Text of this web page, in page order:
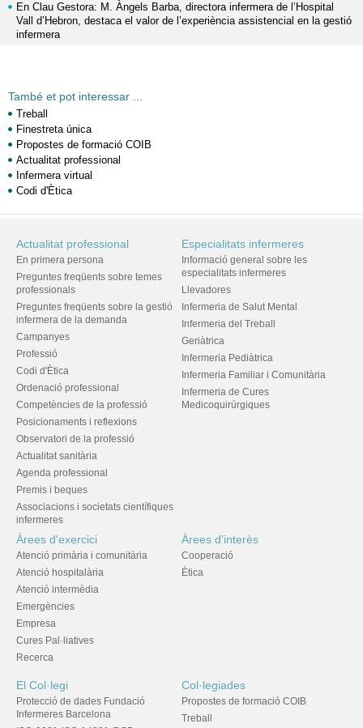
En Clau Gestora: M. Àngels Barba, directora infermera de l’Hospital
Vall d’Hebron, destaca el valor de l’experiència assistencial en la gestió
infermera
També et pot interessar ...
Treball
Finestreta única
Propostes de formació COIB
Actualitat professional
Infermera virtual
Codi d'Ètica
Actualitat professional
En primera persona
Preguntes freqüents sobre temes
professionals
Preguntes freqüents sobre la gestió
infermera de la demanda
Campanyes
Professió
Codi d'Ètica
Ordenació professional
Competències de la professió
Posicionaments i reflexions
Observatori de la professió
Actualitat sanitària
Agenda professional
Premis i beques
Associacions i societats científiques
infermeres
Especialitats infermeres
Informació general sobre les
especialitats infermeres
Llevadores
Infermeria de Salut Mental
Infermeria del Treball
Geriàtrica
Infermeria Pediàtrica
Infermeria Familiar i Comunitària
Infermeria de Cures
Medicoquirúrgiques
Àrees d'exercici
Atenció primària i comunitària
Atenció hospitalària
Atenció intermèdia
Emergències
Empresa
Cures Pal·liatives
Recerca
Àrees d'interès
Cooperació
Ètica
El Col·legi
Protecció de dades Fundació
Infermeres Barcelona
Col·legiades
Propostes de formació COIB
Treball